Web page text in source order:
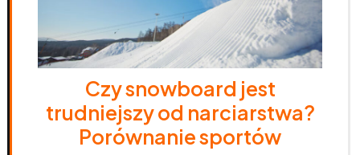
Czy snowboard jest
trudniejszy od narciarstwa?
Porównanie sportów